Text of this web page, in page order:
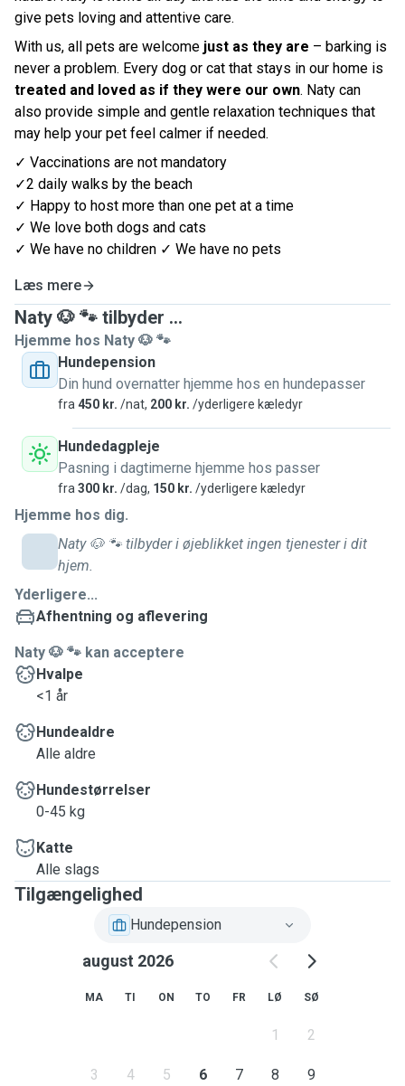
give pets loving and attentive care.
With us, all pets are welcome just as they are – barking is
never a problem. Every dog or cat that stays in our home is
treated and loved as if they were our own. Naty can
also provide simple and gentle relaxation techniques that
may help your pet feel calmer if needed.
✓ Vaccinations are not mandatory
✓2 daily walks by the beach
✓ Happy to host more than one pet at a time
✓ We love both dogs and cats
✓ We have no children ✓ We have no pets
Læs mere
Naty 🐶 🐾 tilbyder ...
Hjemme hos Naty 🐶 🐾
Hundepension
Din hund overnatter hjemme hos en hundepasser
fra 450 kr. /nat, 200 kr. /yderligere kæledyr
Hundedagpleje
Pasning i dagtimerne hjemme hos passer
fra 300 kr. /dag, 150 kr. /yderligere kæledyr
Hjemme hos dig.
Naty 🐶 🐾 tilbyder i øjeblikket ingen tjenester i dit
hjem.
Yderligere...
Afhentning og aflevering
Naty 🐶 🐾 kan acceptere
Hvalpe
<1 år
Hundealdre
Alle aldre
Hundestørrelser
0-45 kg
Katte
Alle slags
Tilgængelighed
Hundepension
august 2026
MA TI ON TO FR LØ SØ
1 2
3 4 5 6 7 8 9